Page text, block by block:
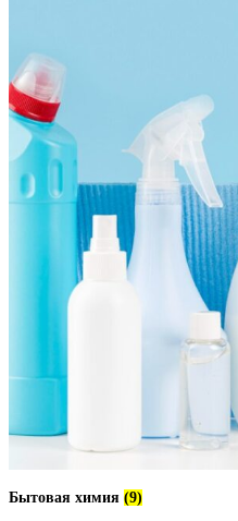
Бытовая химия (9)